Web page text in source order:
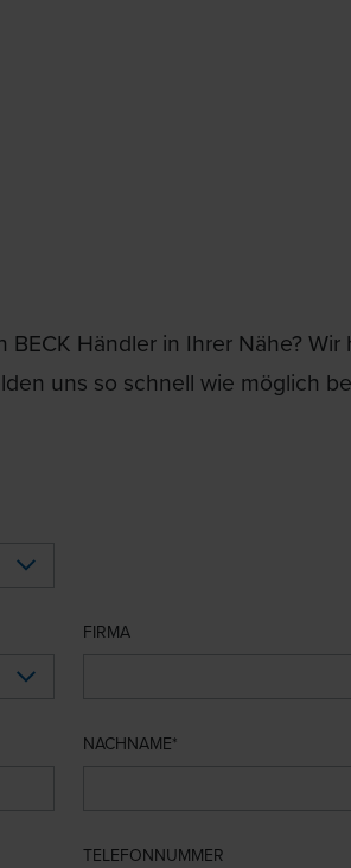
Händler in Ihrer Nähe?
uns so schnell wie möglich
FIRMA
NACHNAME
TELEFONNUMMER